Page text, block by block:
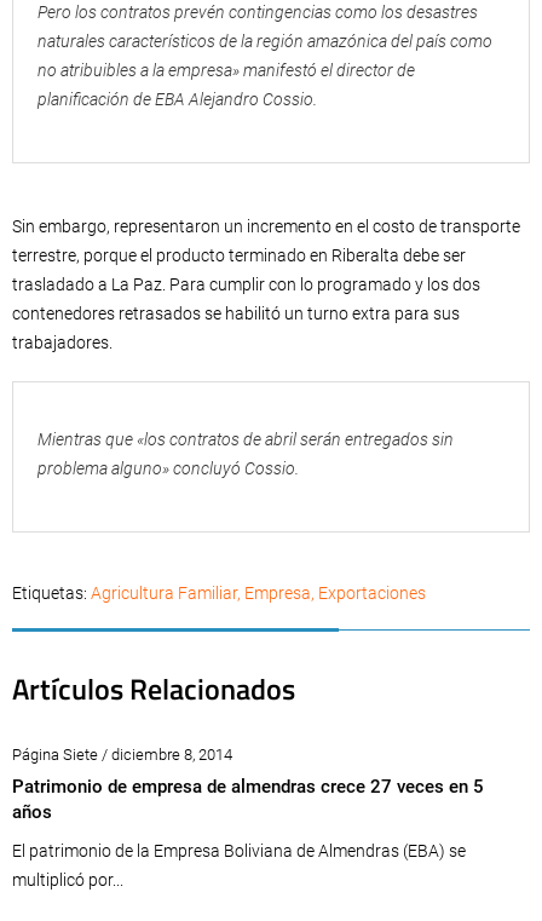
Pero los contratos prevén contingencias como los desastres
naturales característicos de la región amazónica del país como
no atribuibles a la empresa» manifestó el director de
planificación de EBA Alejandro Cossio.
Sin embargo, representaron un incremento en el costo de transporte
terrestre, porque el producto terminado en Riberalta debe ser
trasladado a La Paz. Para cumplir con lo programado y los dos
contenedores retrasados se habilitó un turno extra para sus
trabajadores.
Mientras que «los contratos de abril serán entregados sin
problema alguno» concluyó Cossio.
Etiquetas: Agricultura Familiar, Empresa, Exportaciones
Artículos Relacionados
Página Siete / diciembre 8, 2014
Patrimonio de empresa de almendras crece 27 veces en 5
años
El patrimonio de la Empresa Boliviana de Almendras (EBA) se
multiplicó por...